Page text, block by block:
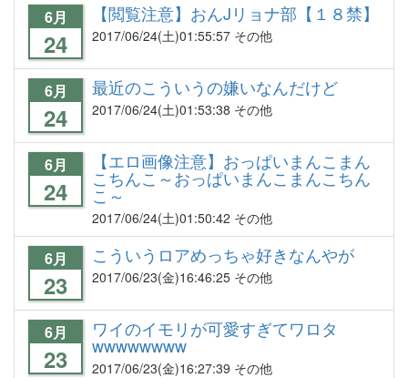
6月
24
【閲覧注意】おんJリョナ部【１８禁】
2017/06/24(土)01:55:57 その他
6月
24
最近のこういうの嫌いなんだけど
2017/06/24(土)01:53:38 その他
6月
24
【エロ画像注意】おっぱいまんこまん
こちんこ～おっぱいまんこまんこちん
こ～
2017/06/24(土)01:50:42 その他
6月
23
こういうロアめっちゃ好きなんやが
2017/06/23(金)16:46:25 その他
6月
23
ワイのイモリが可愛すぎてワロタ
wwwwwwww
2017/06/23(金)16:27:39 その他